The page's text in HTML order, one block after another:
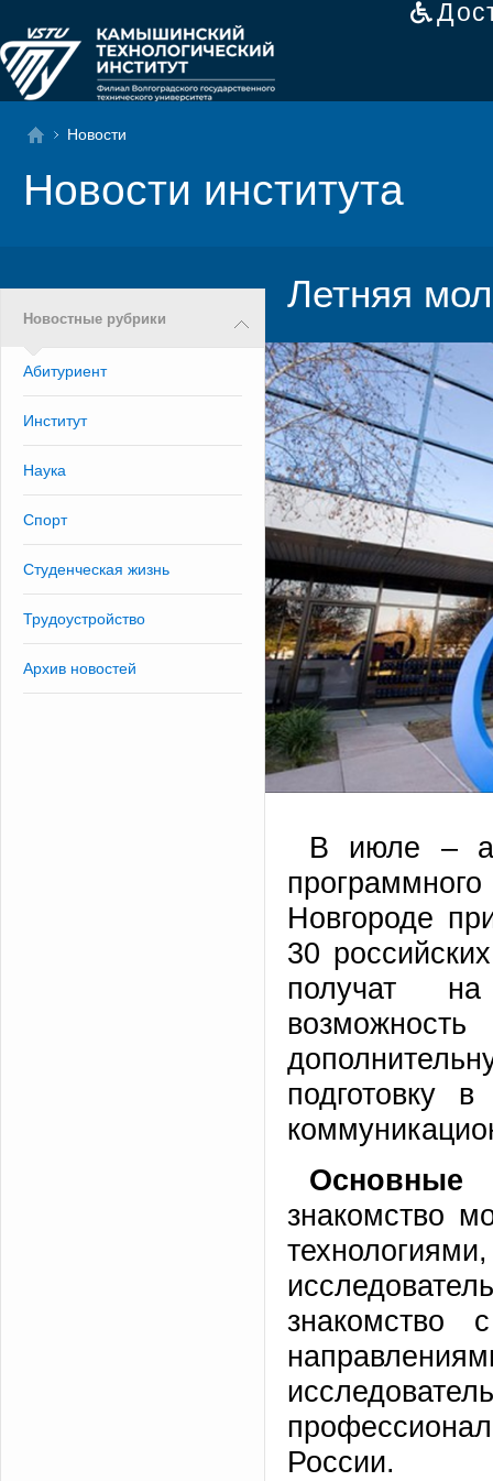
Новости
Новости института
Новостные рубрики
Абитуриент
Институт
Наука
Спорт
Студенческая жизнь
Трудоустройство
Архив новостей
Летняя
В июле –
Новгороде
30
получат
подготовку
Основные
знакомство
России.